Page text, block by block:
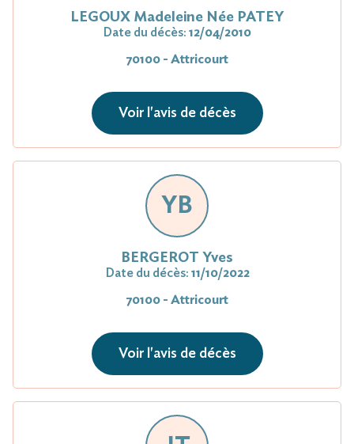
LEGOUX Madeleine Née PATEY
Date du décès: 12/04/2010
70100 - Attricourt
Voir l'avis de décès
YB
BERGEROT Yves
Date du décès: 11/10/2022
70100 - Attricourt
Voir l'avis de décès